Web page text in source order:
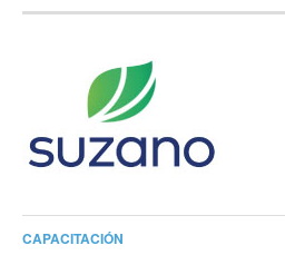
CAPACITACIÓN